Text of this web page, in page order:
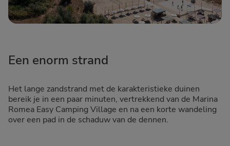
Een enorm strand
Het lange zandstrand met de karakteristieke duinen
bereik je in een paar minuten, vertrekkend van de Marina
Romea Easy Camping Village en na een korte wandeling
over een pad in de schaduw van de dennen.